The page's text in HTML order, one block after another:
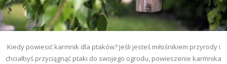
Kiedy powiesić karmnik dla ptaków? Jeśli jesteś miłośnikiem przyrody i
chciałbyś przyciągnąć ptaki do swojego ogrodu, powieszenie karmnika